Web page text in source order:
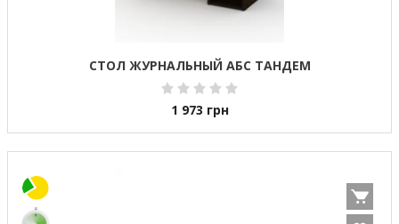
СТОЛ ЖУРНАЛЬНЫЙ АБС ТАНДЕМ
1 973 грн